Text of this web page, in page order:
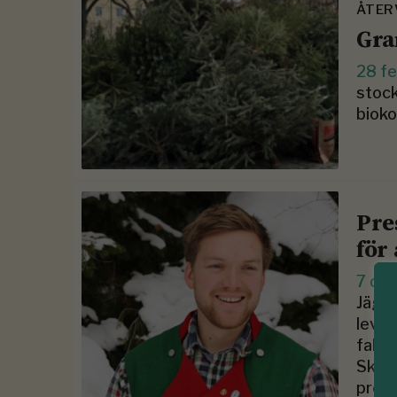
28
för
7